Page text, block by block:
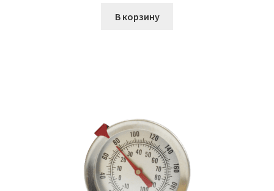
В корзину